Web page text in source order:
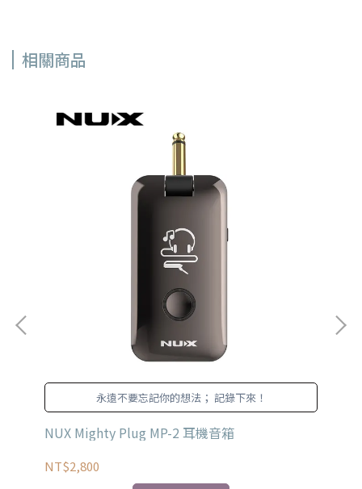
相關商品
永遠不要忘記你的想法； 記錄下來！
NUX Mighty Plug MP-2 耳機音箱
NT$2,800